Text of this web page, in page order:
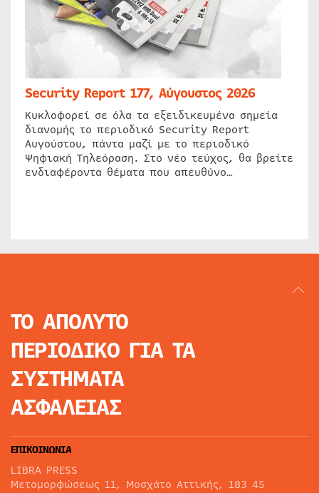
Security Report 177, Αύγουστος 2026
Κυκλοφορεί σε όλα τα εξειδικευμένα σημεία
διανομής το περιοδικό Security Report
Αυγούστου, πάντα μαζί με το περιοδικό
Ψηφιακή Τηλεόραση. Στο νέο τεύχος, θα βρείτε
ενδιαφέροντα θέματα που απευθύνο…
ΤΟ ΑΠΟΛΥΤΟ
ΠΕΡΙΟΔΙΚΟ ΓΙΑ ΤΑ
ΣΥΣΤΗΜΑΤΑ
ΑΣΦΑΛΕΙΑΣ
ΕΠΙΚΟΙΝΩΝΙΑ
LIBRA PRESS
Μεταμορφώσεως 11, Μοσχάτο Αττικής, 183 45